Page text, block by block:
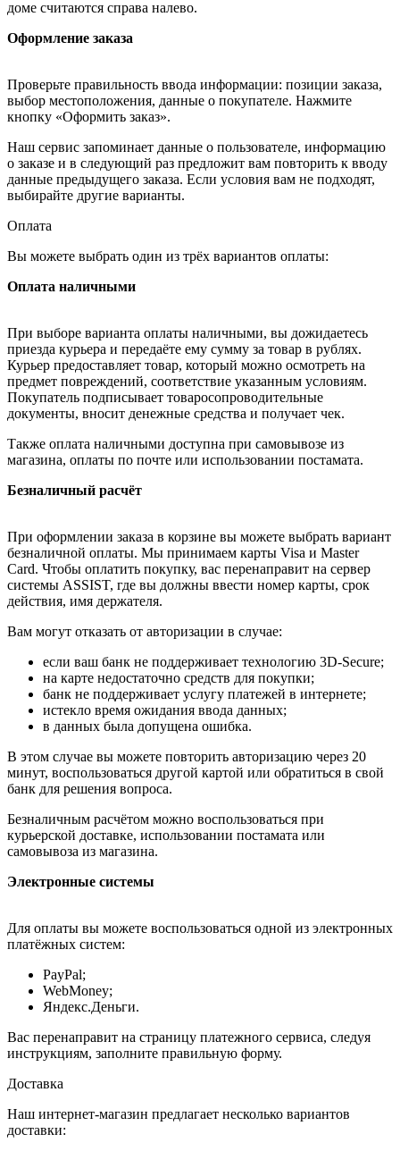
доме считаются справа налево.
Оформление заказа
Проверьте правильность ввода информации: позиции заказа,
выбор местоположения, данные о покупателе. Нажмите
кнопку «Оформить заказ».
Наш сервис запоминает данные о пользователе, информацию
о заказе и в следующий раз предложит вам повторить к вводу
данные предыдущего заказа. Если условия вам не подходят,
выбирайте другие варианты.
Оплата
Вы можете выбрать один из трёх вариантов оплаты:
Оплата наличными
При выборе варианта оплаты наличными, вы дожидаетесь
приезда курьера и передаёте ему сумму за товар в рублях.
Курьер предоставляет товар, который можно осмотреть на
предмет повреждений, соответствие указанным условиям.
Покупатель подписывает товаросопроводительные
документы, вносит денежные средства и получает чек.
Также оплата наличными доступна при самовывозе из
магазина, оплаты по почте или использовании постамата.
Безналичный расчёт
При оформлении заказа в корзине вы можете выбрать вариант
безналичной оплаты. Мы принимаем карты Visa и Master
Card. Чтобы оплатить покупку, вас перенаправит на сервер
системы ASSIST, где вы должны ввести номер карты, срок
действия, имя держателя.
Вам могут отказать от авторизации в случае:
если ваш банк не поддерживает технологию 3D-Secure;
на карте недостаточно средств для покупки;
банк не поддерживает услугу платежей в интернете;
истекло время ожидания ввода данных;
в данных была допущена ошибка.
В этом случае вы можете повторить авторизацию через 20
минут, воспользоваться другой картой или обратиться в свой
банк для решения вопроса.
Безналичным расчётом можно воспользоваться при
курьерской доставке, использовании постамата или
самовывоза из магазина.
Электронные системы
Для оплаты вы можете воспользоваться одной из электронных
платёжных систем:
PayPal;
WebMoney;
Яндекс.Деньги.
Вас перенаправит на страницу платежного сервиса, следуя
инструкциям, заполните правильную форму.
Доставка
Наш интернет-магазин предлагает несколько вариантов
доставки: